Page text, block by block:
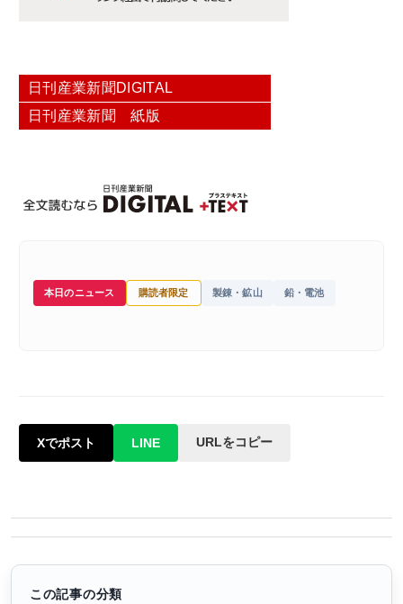
日刊産業新聞DIGITAL
日刊産業新聞 紙版
本日のニュース 購読者限定 製錬・鉱山 鉛・電池
Xでポスト LINE URLをコピー
この記事の分類